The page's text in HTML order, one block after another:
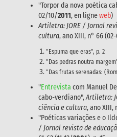
"Torpor da nova poética
02/10/2011, en ligneweb)
Artiletra: JORE / Jornal
cultura, ano XIII, n° 66
"Espuma que eras", p. 2
"Das pedras noutra
"Das frutas serenadas:
"Entrevista com Manuel
cabo-verdiano",Artiletra:
ciência e cultura, ano XIII,
"Poéticas variações e o
/ Jornal revista de